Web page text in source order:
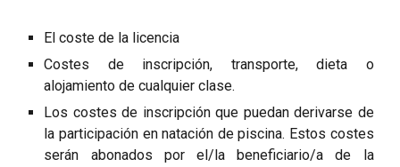
El coste de la licencia
Costes de inscripción, transporte, dieta o
alojamiento de cualquier clase.
Los costes de inscripción que puedan derivarse de
la participación en natación de piscina. Estos costes
serán abonados por el/la beneficiario/a de la